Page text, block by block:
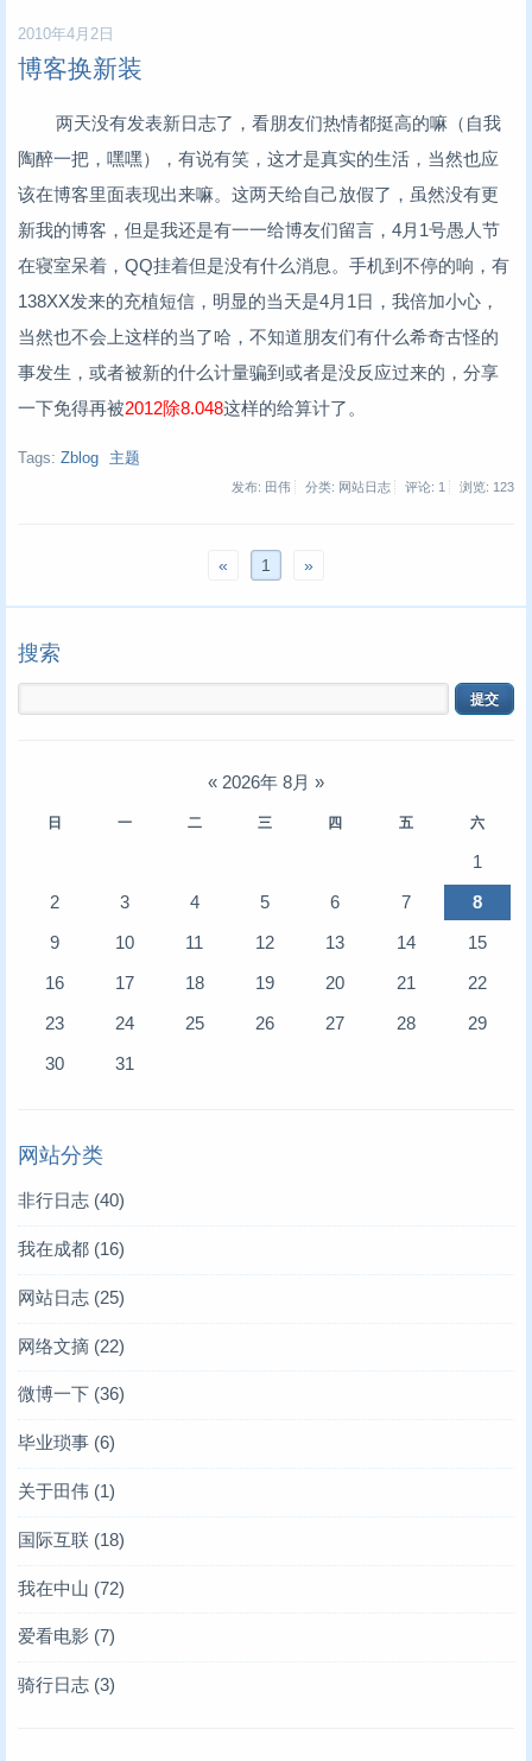
2010年4月2日
博客换新装
两天没有发表新日志了，看朋友们热情都挺高的嘛（自我
陶醉一把，嘿嘿），有说有笑，这才是真实的生活，当然也应
该在博客里面表现出来嘛。这两天给自己放假了，虽然没有更
新我的博客，但是我还是有一一给博友们留言，4月1号愚人节
在寝室呆着，QQ挂着但是没有什么消息。手机到不停的响，有
138XX发来的充植短信，明显的当天是4月1日，我倍加小心，
当然也不会上这样的当了哈，不知道朋友们有什么希奇古怪的
事发生，或者被新的什么计量骗到或者是没反应过来的，分享
一下免得再被2012除8.048这样的给算计了。
Tags: Zblog 主题
发布: 田伟 分类: 网站日志 评论: 1 浏览: 123
« 1 »
搜索
« 2026年 8月 »
日 一 二 三 四 五 六
1
2
3 4 5 6 7
8
9
10 11 12 13 14
15
16
17 18 19 20 21
22
23
24 25 26 27 28
29
30
31
网站分类
非行日志 (40)
我在成都 (16)
网站日志 (25)
网络文摘 (22)
微博一下 (36)
毕业琐事 (6)
关于田伟 (1)
国际互联 (18)
我在中山 (72)
爱看电影 (7)
骑行日志 (3)